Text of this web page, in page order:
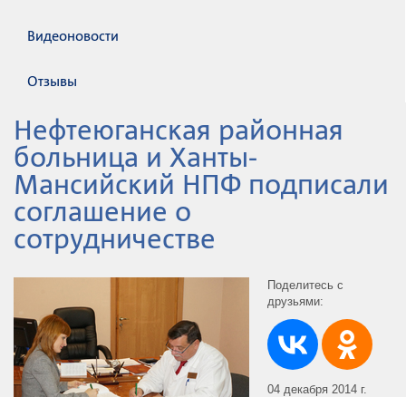
Видеоновости
Отзывы
Нефтеюганская районная
больница и Ханты-
Мансийский НПФ подписали
соглашение о
сотрудничестве
Поделитесь с
друзьями:
04 декабря 2014 г.